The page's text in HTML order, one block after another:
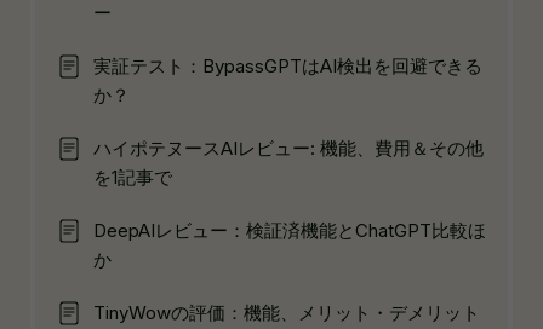
ー
実証テスト：BypassGPTはAI検出を回避できる
か？
ハイポテヌースAIレビュー: 機能、費用＆その他
を1記事で
DeepAIレビュー：検証済機能とChatGPT比較ほ
か
TinyWowの評価：機能、メリット・デメリット